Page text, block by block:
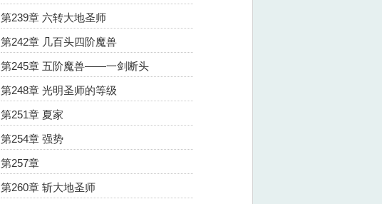
第239章 六转大地圣师
第242章 几百头四阶魔兽
第245章 五阶魔兽——一剑断头
第248章 光明圣师的等级
第251章 夏家
第254章 强势
第257章
第260章 斩大地圣师